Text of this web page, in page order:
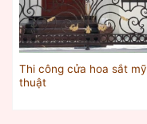
Thi công cửa hoa sắt mỹ
thuật